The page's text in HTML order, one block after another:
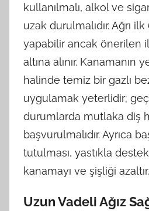
kullanılmalı, alkol ve
uzak durulmalıdır. Ağrı
yapabilir ancak önerilen
altına alınır. Kanamanın
halinde temiz bir gazlı
uygulamak yeterlidir;
durumlarda mutlaka diş
başvurulmalıdır. Ayrıca
tutulması, yastıkla
kanamayı ve şişliği azaltır.
Uzun Vadeli Ağız